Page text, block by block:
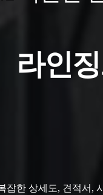
플랫
무료로 받아보세